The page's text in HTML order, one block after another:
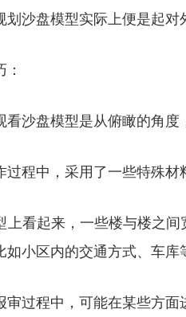
沙盘模型实际上便是起对
沙盘模型是从俯瞰的角
程中，采用了一些特殊材
上看起来，一些楼与楼之
小区内的交通方式、车库
过程中，可能在某些方